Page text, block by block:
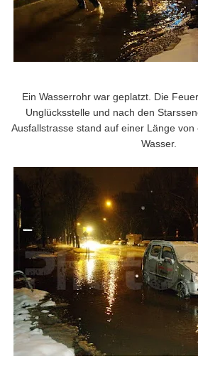
Ein Wasserrohr war geplatzt. Die
Unglücksstelle und nach den
Ausfallstrasse stand auf einer Länge
Wasser.